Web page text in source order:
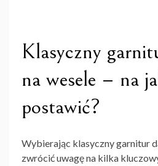
Klasyczny
na wesele – na
postawić?
Wybierając klasyczny garnitur
zwrócić uwagę na kilka